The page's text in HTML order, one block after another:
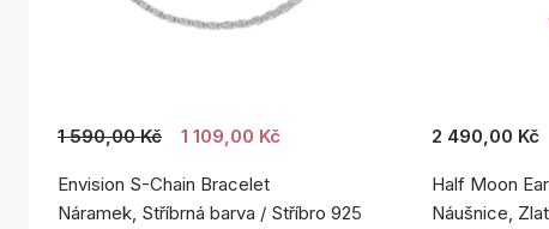
1 590,00 Kč 1 109,00 Kč
Envision S-Chain Bracelet
Náramek, Stříbrná barva / Stříbro 925
2 490,00 Kč
Half Moon
Náušnice,